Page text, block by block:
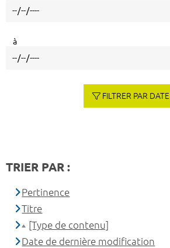
à
FILTRER PAR DATE
TRIER PAR :
Pertinence
Titre
[Type de contenu]
Date de dernière modification